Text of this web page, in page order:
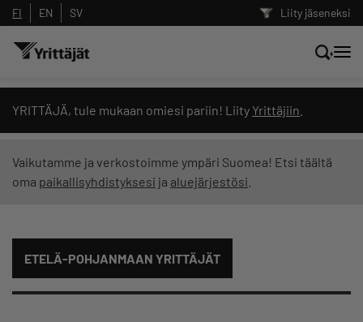
Liity jäseneksi
FI EN SV
YRITTÄJÄ, tule mukaan omiesi pariin! Liity Yrittäjiin
Vaikutamme ja verkostoimme ympäri Suomea! Etsi täältä
oma paikallisyhdistyksesi ja aluejärjestösi
ETELÄ-POHJANMAAN YRITTÄJÄT
Hae sivustolta tai kysy suoraan
Yrittäjien tekoälyltä
Suodata hakutuloksia: näytä kaikki sisältö